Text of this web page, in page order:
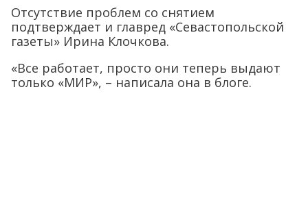
Отсутствие проблем со снятием
подтверждает и главред «Севастопольской
газеты» Ирина Клочкова.
«Все работает, просто они теперь выдают
только «МИР», – написала она в блоге.